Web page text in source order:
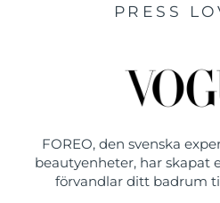
PRESS
FOREO, den svenska
beautyenheter, har skapat
förvandlar ditt badrum